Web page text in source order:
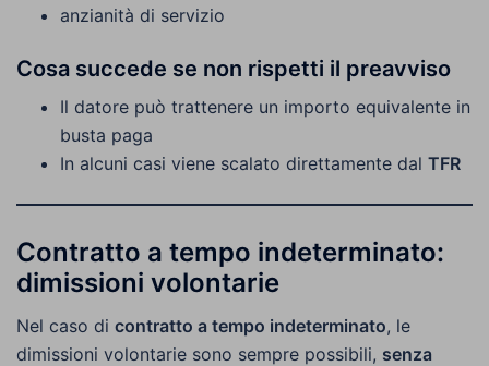
anzianità di servizio
Cosa succede se non rispetti il preavviso
Il datore può trattenere un importo equivalente in
busta paga
In alcuni casi viene scalato direttamente dal TFR
Contratto a tempo indeterminato:
dimissioni volontarie
Nel caso di contratto a tempo indeterminato, le
dimissioni volontarie sono sempre possibili, senza